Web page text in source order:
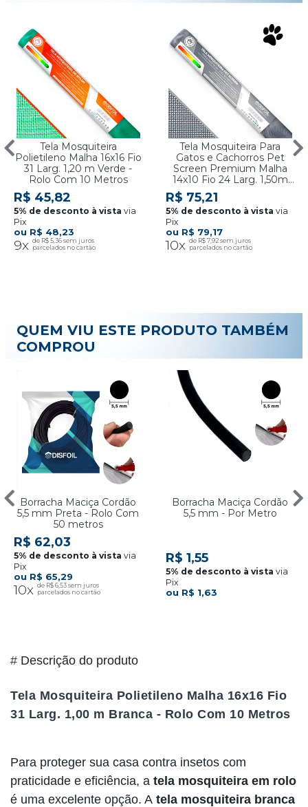
Tela Mosquiteira
Polietileno Malha 16x16 Fio
31 Larg. 1,20 m Verde -
Rolo Com 10 Metros
R$ 48,23
9x R$ 5,36
R$ 45,82
via
Pix
Tela Mosquiteira Para
Gatos e Cachorros Pet
Screen Premium Malha
14x10 Fio 24 Larg. 1,50m
Cinza - Por Metro
R$ 79,17
10x R$ 7,92
R$ 75,21
via
Pix
QUEM VIU ESTE PRODUTO TAMBÉM
COMPROU
Borracha Maciça Cordão
5,5 mm Preta - Rolo Com
50 metros
R$ 65,29
10x R$ 6,53
R$ 62,03
via
Pix
Borracha Maciça Cordão
5,5 mm - Por Metro
R$ 1,63
R$ 1,55
via
Pix
# Descrição do produto
Tela Mosquiteira Polietileno Malha 16x16 Fio
31 Larg. 1,00 m Branca - Rolo Com 10 Metros
Para proteger sua casa contra insetos com
praticidade e eficiência, a tela mosquiteira em rolo
é uma excelente opção. A tela mosquiteira branca